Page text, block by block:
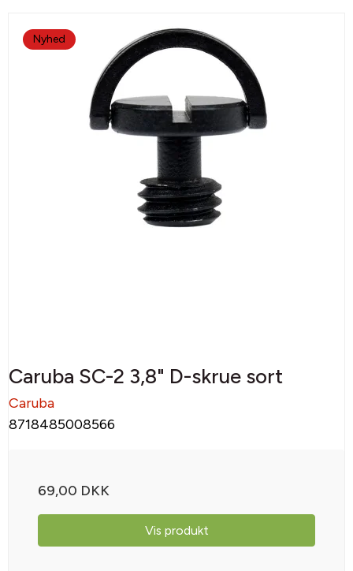
Nyhed
Caruba SC-2 3,8" D-skrue sort
Caruba
8718485008566
69,00 DKK
Vis produkt